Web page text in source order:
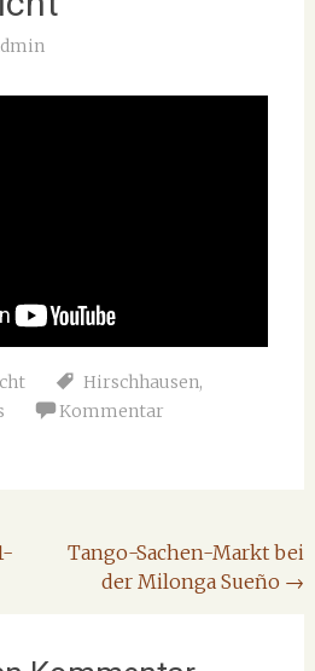
Hirschhausen,
Kommentar
Tango-Sachen-Markt bei
der Milonga Sueño →